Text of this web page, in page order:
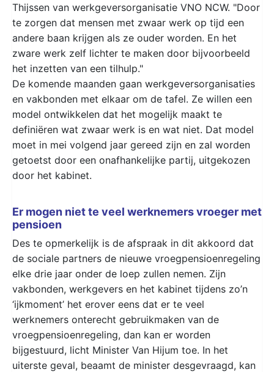
Thijssen van werkgeversorganisatie VNO NCW. "Door
te zorgen dat mensen met zwaar werk op tijd een
andere baan krijgen als ze ouder worden. En het
zware werk zelf lichter te maken door bijvoorbeeld
het inzetten van een tilhulp."
De komende maanden gaan werkgeversorganisaties
en vakbonden met elkaar om de tafel. Ze willen een
model ontwikkelen dat het mogelijk maakt te
definiëren wat zwaar werk is en wat niet. Dat model
moet in mei volgend jaar gereed zijn en zal worden
getoetst door een onafhankelijke partij, uitgekozen
door het kabinet.
Er mogen niet te veel werknemers vroeger met
pensioen
Des te opmerkelijk is de afspraak in dit akkoord dat
de sociale partners de nieuwe vroegpensioenregeling
elke drie jaar onder de loep zullen nemen. Zijn
vakbonden, werkgevers en het kabinet tijdens zo’n
‘ijkmoment’ het erover eens dat er te veel
werknemers onterecht gebruikmaken van de
vroegpensioenregeling, dan kan er worden
bijgestuurd, licht Minister Van Hijum toe. In het
uiterste geval, beaamt de minister desgevraagd, kan